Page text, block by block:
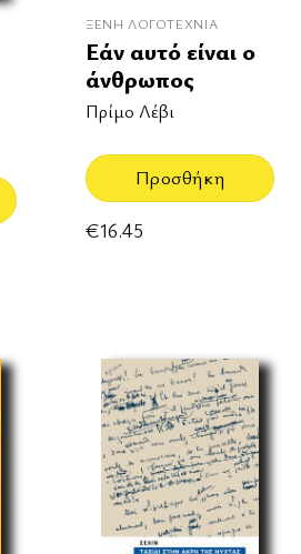
ΞΈΝΗ ΛΟΓΟΤΕΧΝΊΑ
Εάν αυτό είναι ο
άνθρωπος
Πρίμο Λέβι
Προσθήκη
€16.45